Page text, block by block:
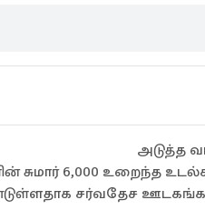
அடுத்த
சுமார் 6,000 உறைந்த
சர்வதேச